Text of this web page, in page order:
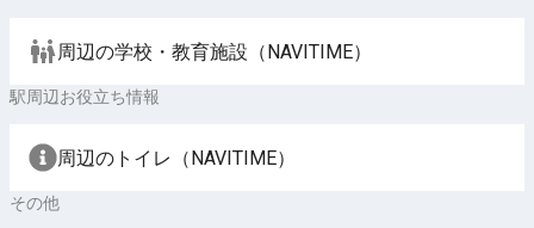
周辺の学校・教育施設（NAVITIME）
駅周辺お役立ち情報
周辺のトイレ（NAVITIME）
その他